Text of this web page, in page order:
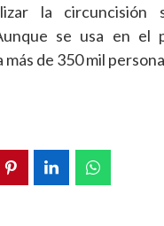
la circuncisión
se usa en el
de 350 mil